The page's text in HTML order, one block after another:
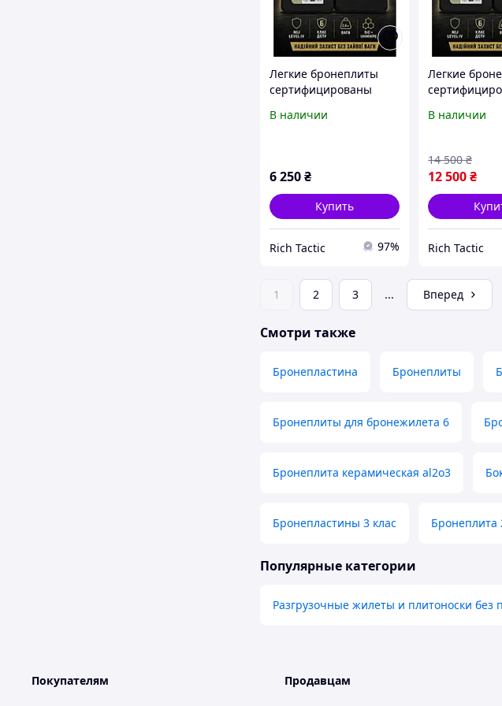
Легкие бронеплиты
сертифицированы
бронеплиты SPECPROM
бронеплиты 6 класс
комплект
В наличии
6 250₴
Купить
Rich Tactic 97%
Легкие
бронеплиты
бронеплиты 6
комплект 2
В наличии
12 500₴
14 500 ₴
Rich Tactic
1 2 3 ... Вперед
Смотри также
Бронепластина Бронеплиты
Бронеплиты для бронежилета 6
Бронеплита керамическая al2o3
Бронепластины 3 клас Бронеплита
Популярные категории
Разгрузочные жилеты и плитоноски без
Покупателям Продавцам